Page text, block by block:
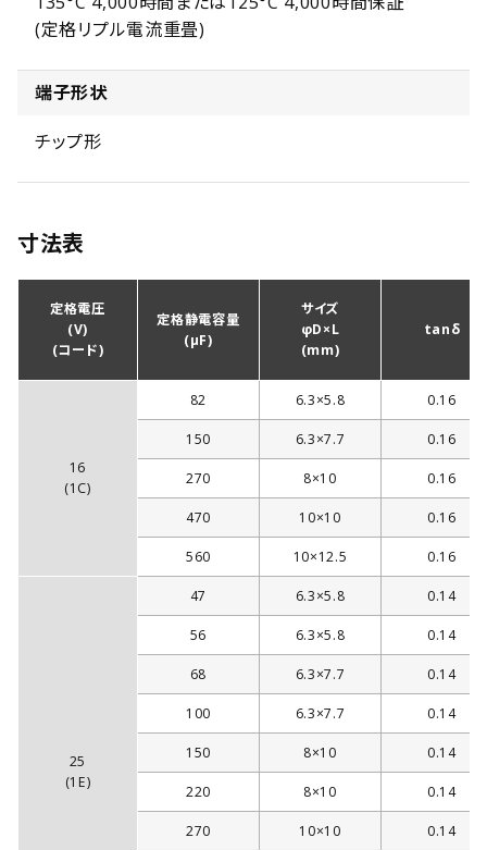
(定格リプル電流重畳)
端子形状
チップ形
寸法表
定格電圧
(V)
(コード)
定格静電容量
(µF)
サイズ
φD×L
(mm)
tanδ
16
(1C)
82 6.3×5.8 0.16
150 6.3×7.7 0.16
270 8×10 0.16
470 10×10 0.16
560 10×12.5 0.16
25
(1E)
47 6.3×5.8 0.14
56 6.3×5.8 0.14
68 6.3×7.7 0.14
100 6.3×7.7 0.14
150 8×10 0.14
220 8×10 0.14
270 10×10 0.14